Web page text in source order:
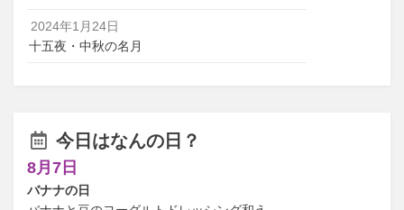
2024年1月24日
十五夜・中秋の名月
今日はなんの日？
8月7日
バナナの日